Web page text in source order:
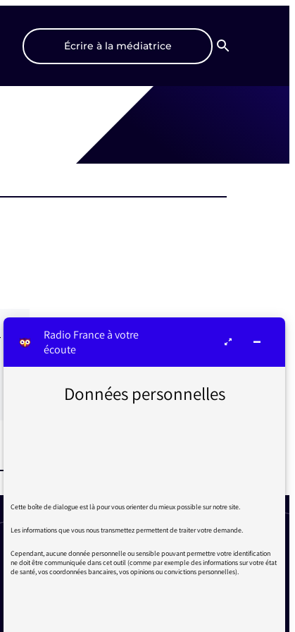
Écrire à la médiatrice
Recherche
Radio France à votre
écoute
Données personnelles
Cette boîte de dialogue est là pour vous orienter du mieux possible sur notre site.
Les informations que vous nous transmettez permettent de traiter votre demande.
Cependant, aucune donnée personnelle ou sensible pouvant permettre votre identification
ne doit être communiquée dans cet outil (comme par exemple des informations sur votre état
de santé, vos coordonnées bancaires, vos opinions ou convictions personnelles).